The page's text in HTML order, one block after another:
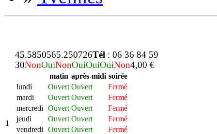
1
45.5850565.250726Tél : 06 36 84 59
30NonOuiNonOuiOuiOuiNon4,00 €
matin après-midi soirée
lundi
Ouvert Ouvert
Fermé
mardi
Ouvert Ouvert
Fermé
mercredi
Ouvert Ouvert
Fermé
jeudi
Ouvert Ouvert
Fermé
vendredi
Ouvert Ouvert
Fermé